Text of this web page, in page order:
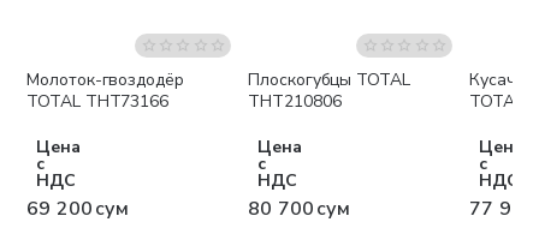
Молоток-гвоздодёр
TOTAL THT73166
Цена
с
НДС
69 200 сум
Плоскогубцы TOTAL
THT210806
Цена
с
НДС
80 700 сум
TOTAL
Цена
с
НДС
77 900